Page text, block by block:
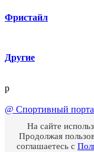
Фристайл
Другие
p
@ Спортивный
На сайте
Продолжая
соглашаетесь с